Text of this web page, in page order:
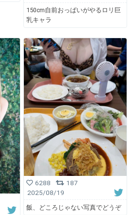
150cm自前おっぱいがやるロリ巨
乳キャラ
6288
187
2025/08/19
飯、どころじゃない写真でどうぞ